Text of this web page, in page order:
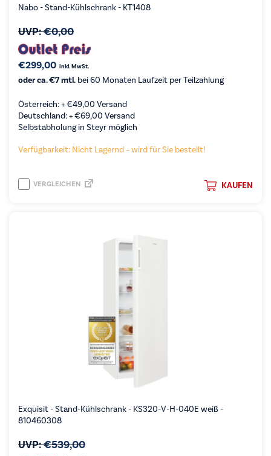
Nabo - Stand-Kühlschrank - KT1408
UVP:€0,00
€299,00 inkl. MwSt.
oder ca. €7 mtl. bei 60 Monaten Laufzeit per Teilzahlung
Österreich: +€49,00 Versand
Deutschland: +€69,00 Versand
Selbstabholung in Steyr möglich
Verfügbarkeit: Nicht Lagernd – wird für Sie bestellt!
KAUFEN
VERGLEICHEN
Exquisit - Stand-Kühlschrank - KS320-V-H-040E weiß -
810460308
UVP:€539,00